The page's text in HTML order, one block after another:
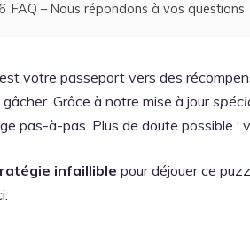
FAQ – Nous répondons à vos questions
est votre passeport vers des
Grâce à notre mise à jour
pas-à-pas. Plus de doute possible :
infaillible pour déjouer ce